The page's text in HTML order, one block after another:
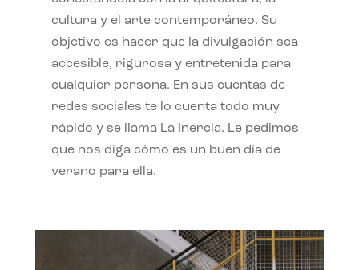
cultura y el arte contemporáneo. Su
objetivo es hacer que la divulgación sea
accesible, rigurosa y entretenida para
cualquier persona. En sus cuentas de
redes sociales te lo cuenta todo muy
rápido y se llama La Inercia. Le pedimos
que nos diga cómo es un buen día de
verano para ella.